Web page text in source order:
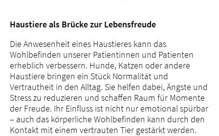
Haustiere als Brücke zur Lebensfreude
Die Anwesenheit eines Haustieres kann das
Wohlbefinden unserer Patientinnen und Patienten
erheblich verbessern. Hunde, Katzen oder andere
Haustiere bringen ein Stück Normalität und
Vertrautheit in den Alltag. Sie helfen dabei, Ängste und
Stress zu reduzieren und schaffen Raum für Momente
der Freude. Ihr Einfluss ist nicht nur emotional spürbar
– auch das körperliche Wohlbefinden kann durch den
Kontakt mit einem vertrauten Tier gestärkt werden.